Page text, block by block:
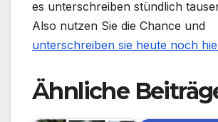
es unterschreiben stündlich
Also nutzen Sie die Chance und
unterschreiben sie heute noch
Ähnliche